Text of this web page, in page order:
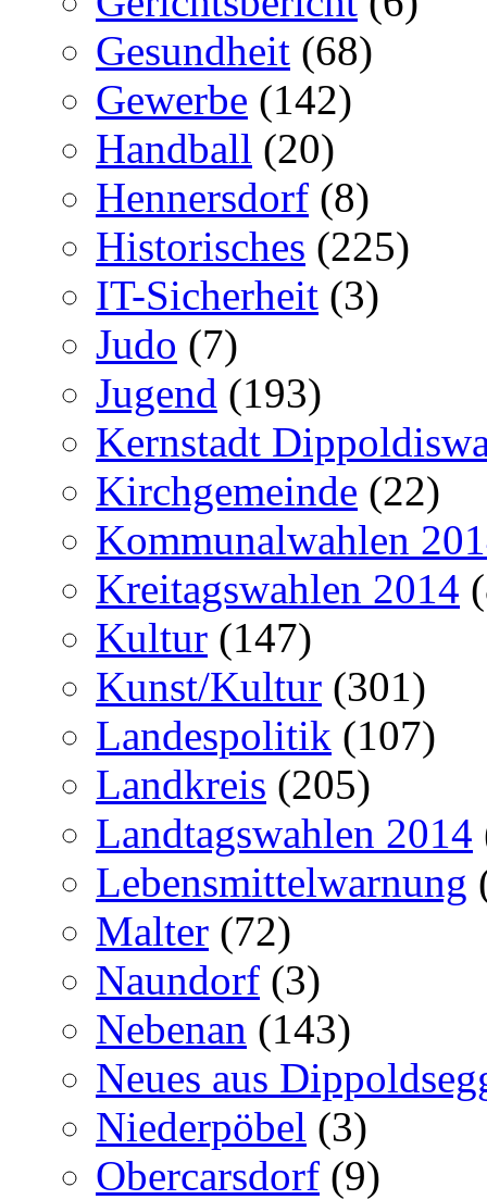
Gesundheit (68)
Gewerbe (142)
Handball (20)
Hennersdorf (8)
Historisches (225)
IT-Sicherheit (3)
Judo (7)
Jugend (193)
Kernstadt
Kirchgemeinde (22)
Kommunalwahlen
Kreitagswahlen 2014
Kultur (147)
Kunst/Kultur (301)
Landespolitik (107)
Landkreis (205)
Landtagswahlen 2014
Lebensmittelwarnung
Malter (72)
Naundorf (3)
Nebenan (143)
Neues aus
Niederpöbel (3)
Obercarsdorf (9)